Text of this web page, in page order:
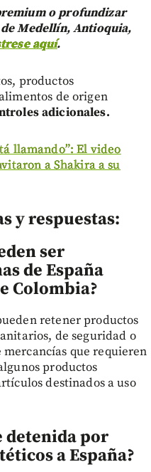
o profundizar
Medellín, Antioquia,
aquí.
productos
de origen
adicionales.
llamando”: El video
a Shakira a su
y respuestas:
ser
de España
Colombia?
retener productos
de seguridad o
que requieren
productos
destinados a uso
detenida por
a España?